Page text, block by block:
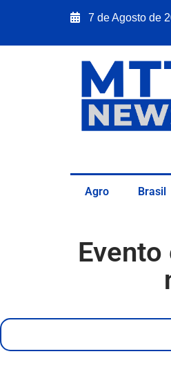
7 de Agosto de
Agro Brasil